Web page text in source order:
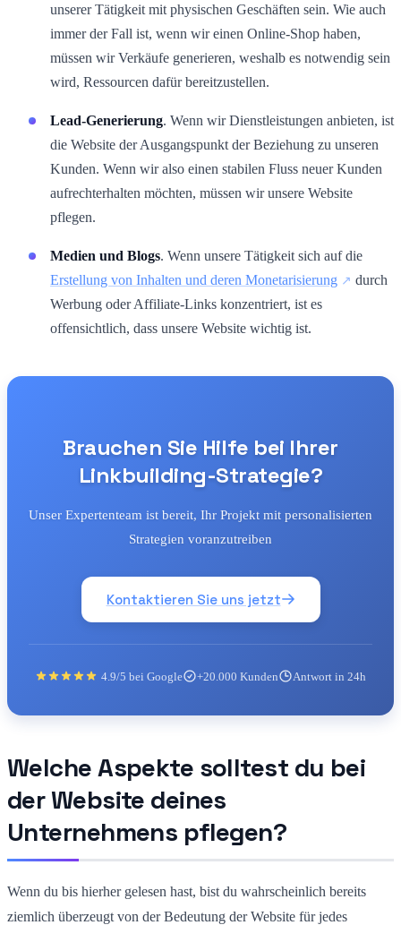
unserer Tätigkeit mit physischen Geschäften sein. Wie auch
immer der Fall ist, wenn wir einen Online-Shop haben,
müssen wir Verkäufe generieren, weshalb es notwendig sein
wird, Ressourcen dafür bereitzustellen.
Lead-Generierung. Wenn wir Dienstleistungen anbieten, ist
die Website der Ausgangspunkt der Beziehung zu unseren
Kunden. Wenn wir also einen stabilen Fluss neuer Kunden
aufrechterhalten möchten, müssen wir unsere Website
pflegen.
Medien und Blogs. Wenn unsere Tätigkeit sich auf die
Erstellung von Inhalten und deren Monetarisierung
durch
Werbung oder Affiliate-Links konzentriert, ist es
offensichtlich, dass unsere Website wichtig ist.
Brauchen Sie Hilfe bei Ihrer
Linkbuilding-Strategie?
Unser Expertenteam ist bereit, Ihr Projekt mit personalisierten
Strategien voranzutreiben
Kontaktieren Sie uns jetzt
4.9/5 bei Google +20.000 Kunden Antwort in 24h
Welche Aspekte solltest du bei
der Website deines
Unternehmens pflegen?
Wenn du bis hierher gelesen hast, bist du wahrscheinlich bereits
ziemlich überzeugt von der Bedeutung der Website für jedes